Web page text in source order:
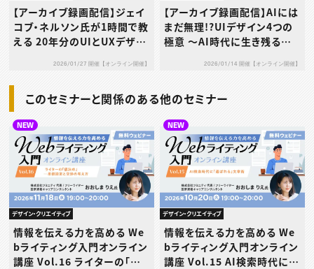
【アーカイブ録画配信】ジェイ
コブ・ネルソン氏が1時間で教
える 20年分のUIとUXデザイ
2026/01/27 開催【オンライン開催】
【アーカイブ録画配信】AIには
まだ無理!?UIデザイン4つの
極意 〜AI時代に生き残るた
2026/01/14 開催【オンライン開催】
このセミナーと関係のある他のセミナー
NEW
デザイン・クリエイティブ
情報を伝える力を高める We
bライティング入門オンライン
講座 Vol.16 ライターの「値
NEW
デザイン・クリエイティブ
情報を伝える力を高める We
bライティング入門オンライン
講座 Vol.15 AI検索時代に